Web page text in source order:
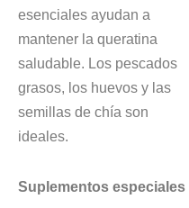
esenciales ayudan a
mantener la queratina
saludable. Los pescados
grasos, los huevos y las
semillas de chía son
ideales.
Suplementos especiales